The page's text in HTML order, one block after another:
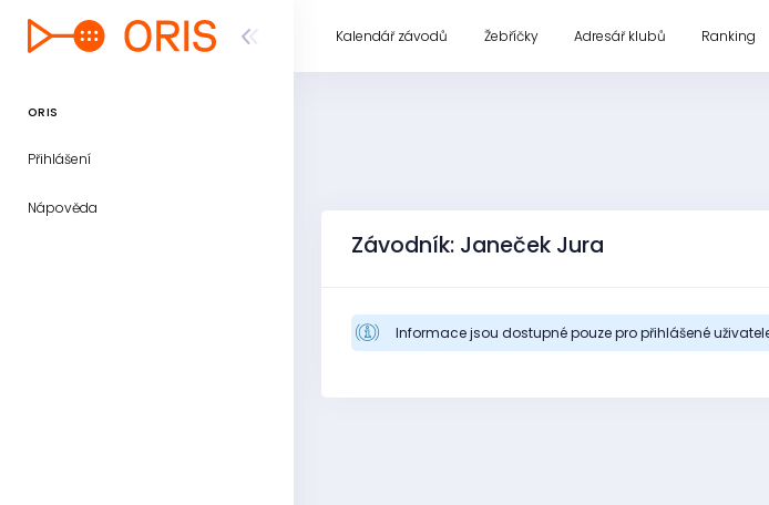
ORIS
Přihlášení
Nápověda
Kalendář závodů Žebříčky Adresář klubů Ranking
Závodník: Janeček Jura
Informace jsou dostupné pouze pro přihlášené uživatele